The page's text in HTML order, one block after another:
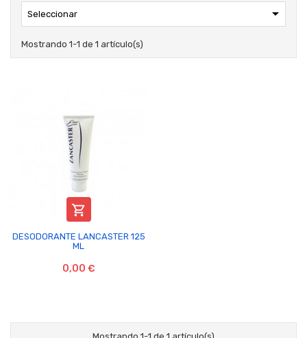
Seleccionar 
Mostrando 1-1 de 1 artículo(s)

DESODORANTE LANCASTER 125
ML
0,00 €